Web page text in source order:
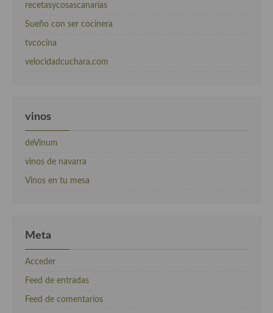
recetasycosascanarias
Sueño con ser cocinera
tvcocina
velocidadcuchara.com
vinos
deVinum
vinos de navarra
Vinos en tu mesa
Meta
Acceder
Feed de entradas
Feed de comentarios